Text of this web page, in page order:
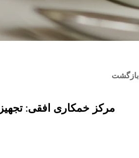
بازگشت
مرکز خمکاری افقی: